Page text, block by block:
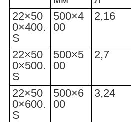
22×50
0×400.
S
500×4
00
2,16
22×50
0×500.
S
500×5
00
2,7
22×50
0×600.
S
500×6
00
3,24